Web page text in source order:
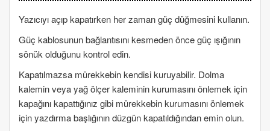
Yazıcıyı açıp kapatırken her zaman güç düğmesini kullanın.
Güç kablosunun bağlantısını kesmeden önce güç ışığının
sönük olduğunu kontrol edin.
Kapatılmazsa mürekkebin kendisi kuruyabilir. Dolma
kalemin veya yağ ölçer kaleminin kurumasını önlemek için
kapağını kapattığınız gibi mürekkebin kurumasını önlemek
için yazdırma başlığının düzgün kapatıldığından emin olun.